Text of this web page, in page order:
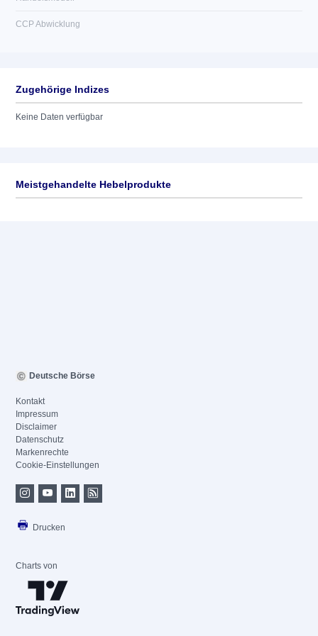
CCP Abwicklung
Zugehörige Indizes
Keine Daten verfügbar
Meistgehandelte Hebelprodukte
Deutsche Börse
Kontakt
Impressum
Disclaimer
Datenschutz
Markenrechte
Cookie-Einstellungen
Drucken
Charts von